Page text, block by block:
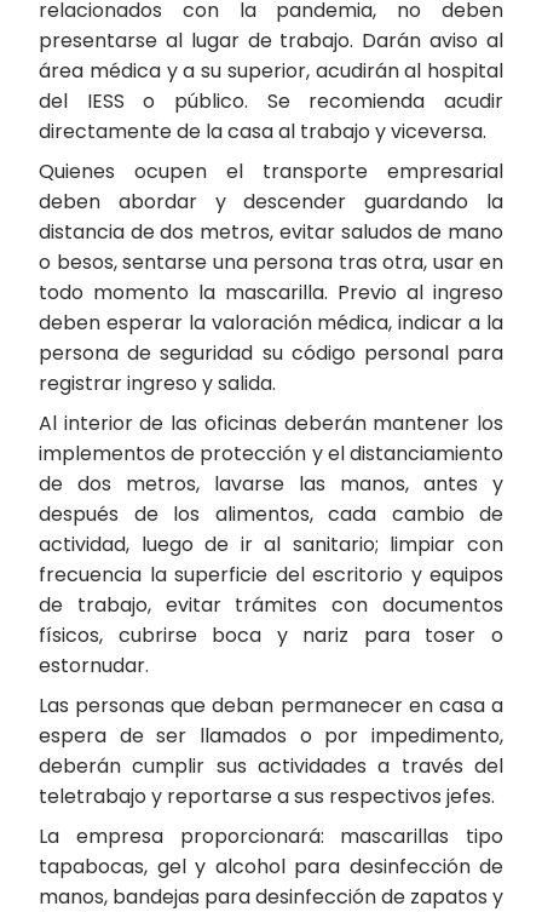
relacionados con la pandemia, no deben
presentarse al lugar de trabajo. Darán aviso al
área médica y a su superior, acudirán al hospital
del IESS o público. Se recomienda acudir
directamente de la casa al trabajo y viceversa.
Quienes ocupen el transporte empresarial
deben abordar y descender guardando la
distancia de dos metros, evitar saludos de mano
o besos, sentarse una persona tras otra, usar en
todo momento la mascarilla. Previo al ingreso
deben esperar la valoración médica, indicar a la
persona de seguridad su código personal para
registrar ingreso y salida.
Al interior de las oficinas deberán mantener los
implementos de protección y el distanciamiento
de dos metros, lavarse las manos, antes y
después de los alimentos, cada cambio de
actividad, luego de ir al sanitario; limpiar con
frecuencia la superficie del escritorio y equipos
de trabajo, evitar trámites con documentos
físicos, cubrirse boca y nariz para toser o
estornudar.
Las personas que deban permanecer en casa a
espera de ser llamados o por impedimento,
deberán cumplir sus actividades a través del
teletrabajo y reportarse a sus respectivos jefes.
La empresa proporcionará: mascarillas tipo
tapabocas, gel y alcohol para desinfección de
manos, bandejas para desinfección de zapatos y